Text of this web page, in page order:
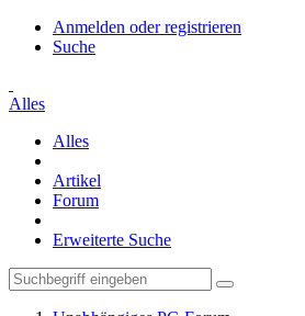
Anmelden oder registrieren
Suche
Alles
Alles
Artikel
Forum
Erweiterte Suche